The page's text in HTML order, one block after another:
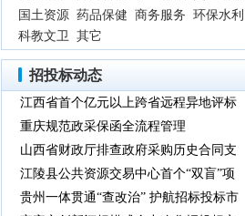
国土资源 药品保健 商务服务 环保水利
科教文卫 其它
招投标动态
江西省首个亿元以上跨省远程异地评标
项目在鹰潭市完成
重庆规范政采保函全流程管理
山西省财政厅排查政府采购历史合同支
付情况
江陵县公共资源交易中心首个“双盲”项
目顺利完成
贵州一体贯通“查改治” 护航招标投标市